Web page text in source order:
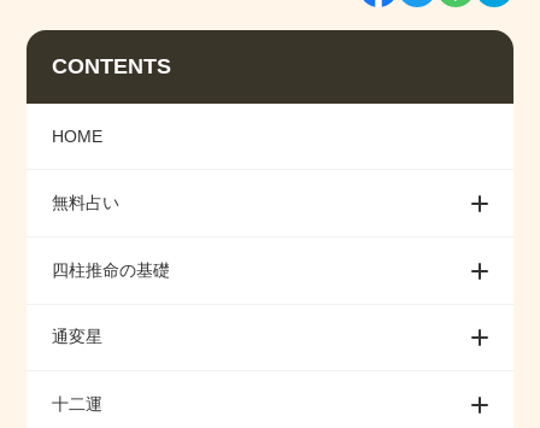
CONTENTS
HOME
無料占い
四柱推命の基礎
通変星
十二運